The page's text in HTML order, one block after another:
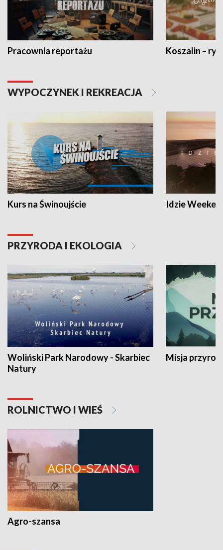
Pracownia reportażu Koszalin –
WYPOCZYNEK I REKREACJA
Kurs na Świnoujście Idzie
PRZYRODA I EKOLOGIA
Woliński Park Narodowy - Skarbiec
Natury
Misja
ROLNICTWO I WIEŚ
Agro-szansa